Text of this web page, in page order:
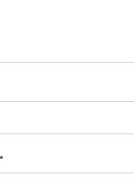
*